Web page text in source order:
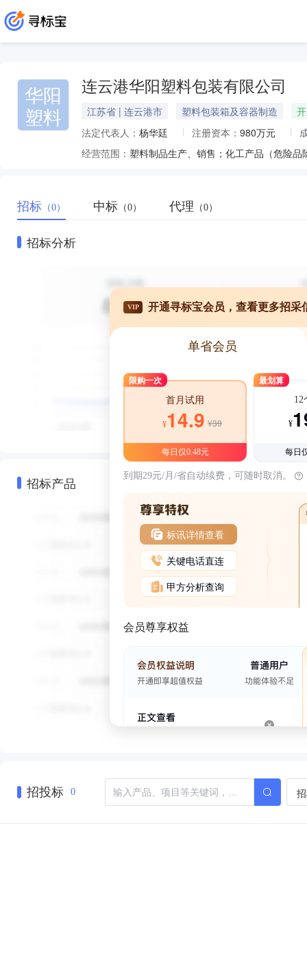
华阳
塑料
连云港华阳塑料包装有限公司
江苏省 | 连云港市 塑料包装箱及容器制造
法定代表人： 杨华廷 注册资本： 980万元
经营范围：
招标 （0） 中标 （0） 代理 （0）
招标分析
招标产品
VIP 开通寻标宝会员，查看更多招采
单省会员
限购一次
首月试用
¥14.9 ¥39
每日仅0.48元
最划算
12
¥
每日
到期29元/月/省自动续费，可随时取消。
标讯详情查看
关键电话直连
甲方分析查询
会员尊享权益
招投标 0